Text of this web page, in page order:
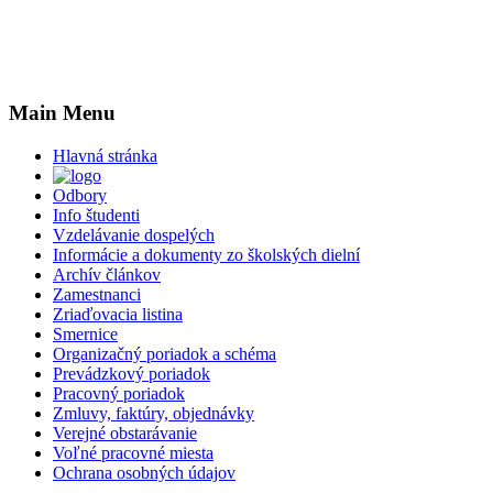
Main Menu
Hlavná stránka
Odbory
Info študenti
Vzdelávanie dospelých
Informácie a dokumenty zo školských dielní
Archív článkov
Zamestnanci
Zriaďovacia listina
Smernice
Organizačný poriadok a schéma
Prevádzkový poriadok
Pracovný poriadok
Zmluvy, faktúry, objednávky
Verejné obstarávanie
Voľné pracovné miesta
Ochrana osobných údajov